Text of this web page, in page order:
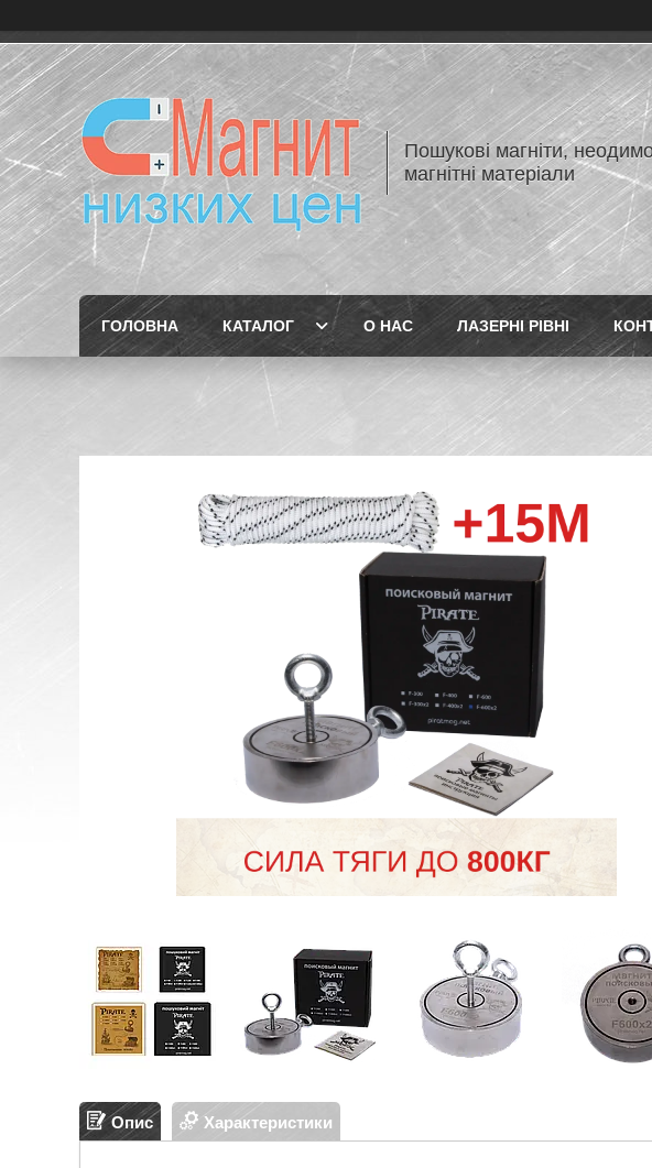
Пошукові магніти,
магнітні матеріали
ГОЛОВНА КАТАЛОГ О НАС ЛАЗЕРНІ РІВНІ
Опис Характеристики